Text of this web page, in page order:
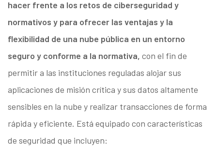
hacer frente a los retos de ciberseguridad y
normativos y para ofrecer las ventajas y la
flexibilidad de una nube pública en un entorno
seguro y conforme a la normativa, con el fin de
permitir a las instituciones reguladas alojar sus
aplicaciones de misión crítica y sus datos altamente
sensibles en la nube y realizar transacciones de forma
rápida y eficiente. Está equipado con características
de seguridad que incluyen: